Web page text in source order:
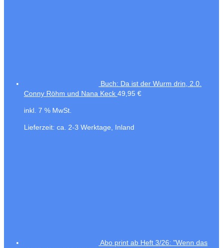
Buch: Da ist der Wurm drin, 2.0.
Conny Röhm und Nana Keck 49,95 €
inkl. 7 % MwSt.
Lieferzeit: ca. 2-3 Werktage, Inland
Abo print ab Heft 3/26: "Wenn das